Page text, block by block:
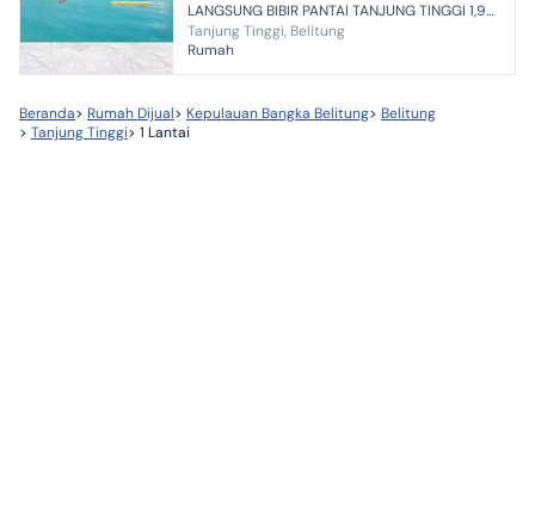
LANGSUNG BIBIR PANTAI TANJUNG TINGGI 1,9
JUTA PER METER Lokasi: Pantai Tanjung Tinggi,
sijuk, Belitung Bara...
Tanjung Tinggi, Belitung
Rumah
Beranda> Rumah Dijual> Kepulauan Bangka Belitung> Belitung
> Tanjung Tinggi> 1 Lantai